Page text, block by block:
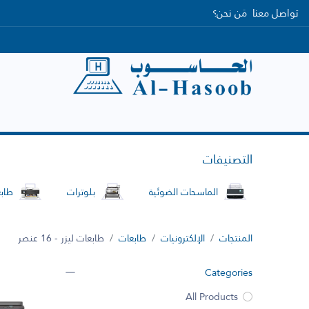
تواصل معنا مَن نحن؟
التصنيفات
الماسحات الضوئية بلوترات
المنتجات الإلكترونيات طابعات طابعات ليزر - 16 عنصر
Categories
All Products